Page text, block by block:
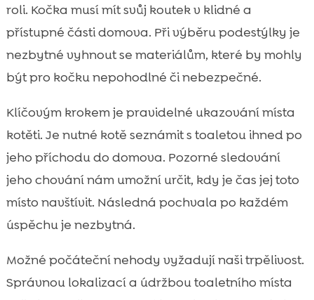
roli. Kočka musí mít svůj koutek v klidné a
přístupné části domova. Při výběru podestýlky je
nezbytné vyhnout se materiálům, které by mohly
být pro kočku nepohodlné či nebezpečné.
Klíčovým krokem je pravidelné ukazování místa
kotěti. Je nutné kotě seznámit s toaletou ihned po
jeho příchodu do domova. Pozorné sledování
jeho chování nám umožní určit, kdy je čas jej toto
místo navštívit. Následná pochvala po každém
úspěchu je nezbytná.
Možné počáteční nehody vyžadují naši trpělivost.
Správnou lokalizací a údržbou toaletního místa